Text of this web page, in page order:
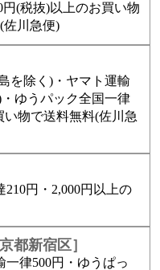
円(税抜)以上のお買い物
佐川急便)
を除く)・ヤマト運輸
ゆうパック全国一律
い物で送料無料(佐川急
円・2,000円以上の
都新宿区］
一律500円・ゆうぱっ